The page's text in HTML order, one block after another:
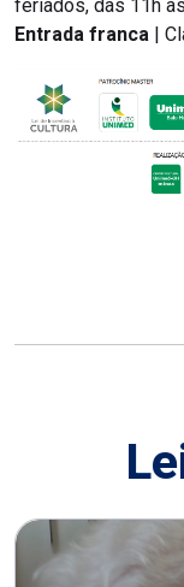
feriados, das 11h
Entrada franca |